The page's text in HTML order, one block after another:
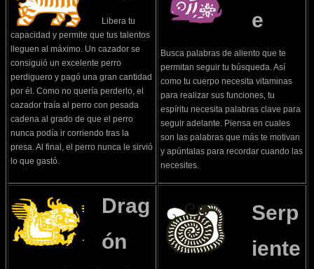
Libera tu
capacidad y permite que tus talentos
lleguen al máximo. Un cazador se
consiguió un excelente perro
perdiguero y pagó una gran cantidad
por él. Como no quería perderlo, el
cazador traía al perro con pesada
cadena al grado de que el perro
nunca podía ir corriendo tras la
presa. Al final, el perro nunca le sirvió
lo que gastó.
e
Busca palabras de aliento que te
permitan seguir tu búsqueda. Así
como tu cuerpo necesita vitaminas
para realizar sus funciones, tu
espíritu necesita palabras clave para
seguir adelante. Piensa en cuales
son las palabras que más te motivan
y apúntalas para recordar cuando las
necesites.
Drag
ón
Serp
iente